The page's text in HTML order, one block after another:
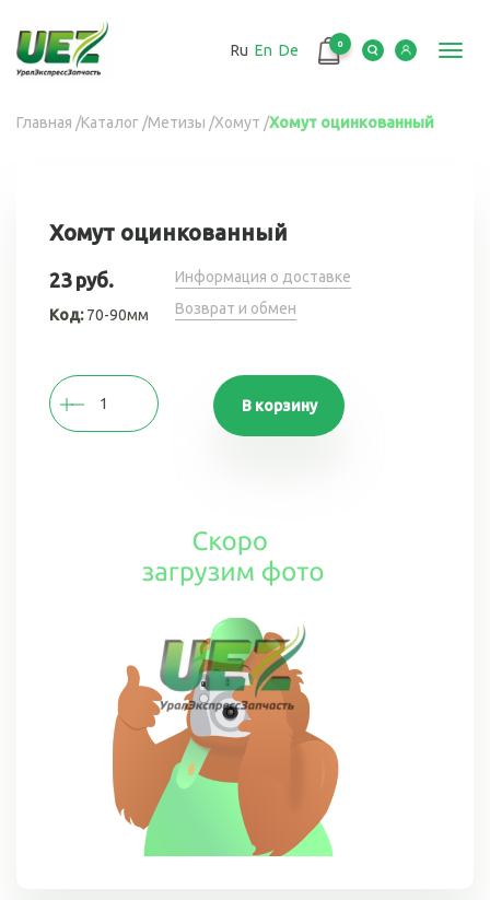
основному
содержанию
Ru En De 0
Вы
Главная /Каталог /Метизы /Хомут /Хомут оцинкованный
Хомут оцинкованный
23 руб.
Код:70-90мм
Информация о доставке
Возврат и обмен
В корзину